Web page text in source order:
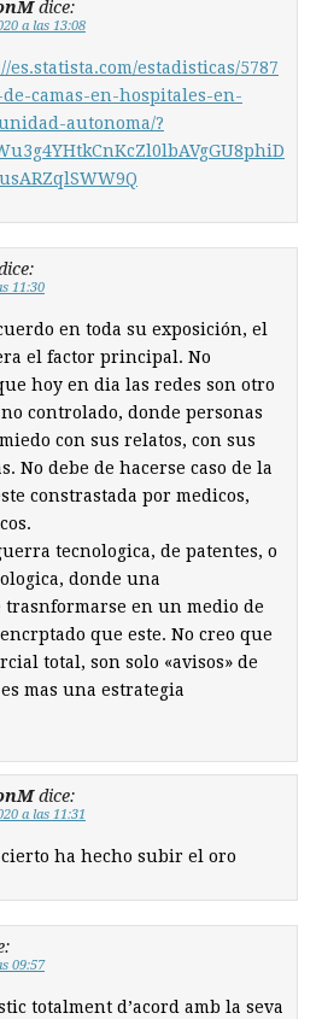
dice:
a las 13:08
es.statista.com/estadisticas/5787
camas-en-hospitales-en-
autonoma/?
11:30
en toda su exposición, el
el factor principal. No
hoy en dia las redes son otro
controlado, donde personas
con sus relatos, con sus
No debe de hacerse caso de la
constrastada por medicos,
tecnologica, de patentes, o
donde una
trasnformarse en un medio de
que este. No creo que
total, son solo «avisos» de
mas una estrategia
dice:
a las 11:31
ha hecho subir el oro
09:57
totalment d’acord amb la seva